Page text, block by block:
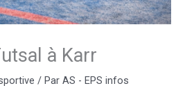
à Karr
/ Par AS - EPS infos